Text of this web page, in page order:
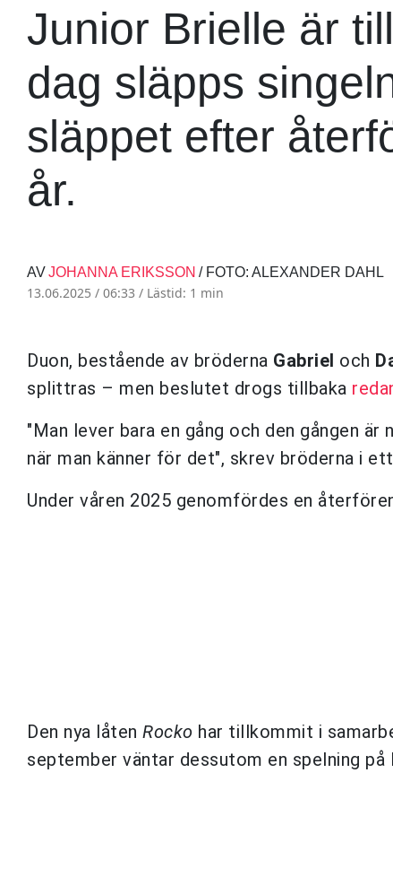
Junior Brielle är
dag släpps
släppet efter
år.
AVJOHANNA ERIKSSON / FOTO: ALEXANDER DAHL
13.06.2025 / 06:33 / Lästid: 1 min
Duon, bestående av bröderna Gabriel och
splittras – men beslutet drogs tillbaka
"Man lever bara en gång och den gången
när man känner för det", skrev bröderna i
Under våren 2025 genomfördes en
Den nya låten Rocko har tillkommit i
september väntar dessutom en spelning på